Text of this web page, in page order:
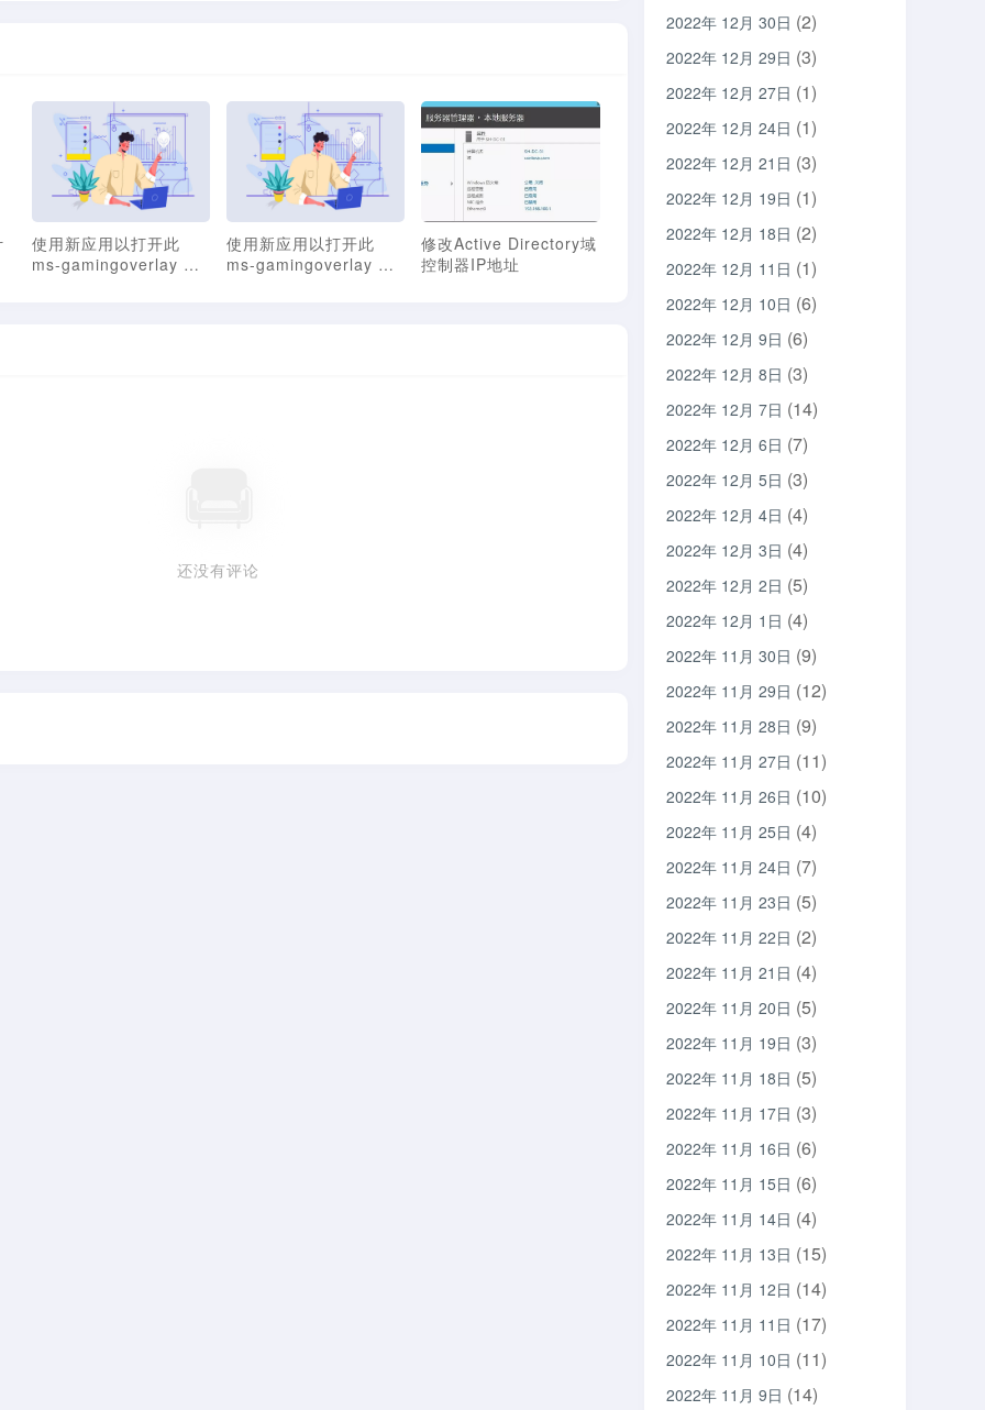
使用新应用以打开此
ms-gamingoverlay 链
使用新应用以打开此
ms-gamingoverlay 链
修改Active Directory域
控制器IP地址
AD域控常用命令技巧 键盘键位修改工具
还没有评论
2022年 12月 30日 (2)
2022年 12月 29日 (3)
2022年 12月 27日 (1)
2022年 12月 24日 (1)
2022年 12月 21日 (3)
2022年 12月 19日 (1)
2022年 12月 18日 (2)
2022年 12月 11日 (1)
2022年 12月 10日 (6)
2022年 12月 9日 (6)
2022年 12月 8日 (3)
2022年 12月 7日 (14)
2022年 12月 6日 (7)
2022年 12月 5日 (3)
2022年 12月 4日 (4)
2022年 12月 3日 (4)
2022年 12月 2日 (5)
2022年 12月 1日 (4)
2022年 11月 30日 (9)
2022年 11月 29日 (12)
2022年 11月 28日 (9)
2022年 11月 27日 (11)
2022年 11月 26日 (10)
2022年 11月 25日 (4)
2022年 11月 24日 (7)
2022年 11月 23日 (5)
2022年 11月 22日 (2)
2022年 11月 21日 (4)
2022年 11月 20日 (5)
2022年 11月 19日 (3)
2022年 11月 18日 (5)
2022年 11月 17日 (3)
2022年 11月 16日 (6)
2022年 11月 15日 (6)
2022年 11月 14日 (4)
2022年 11月 13日 (15)
2022年 11月 12日 (14)
2022年 11月 11日 (17)
2022年 11月 10日 (11)
2022年 11月 9日 (14)